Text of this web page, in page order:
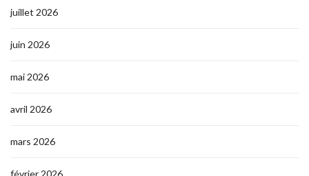
juillet 2026
juin 2026
mai 2026
avril 2026
mars 2026